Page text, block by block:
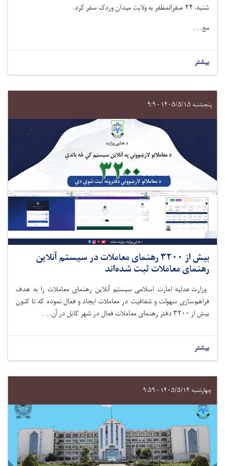
شنبه، ۲۴ صفرالمظفر به ولایت میدان وردک سفر کرد.
مع. . .
بیشتر
پنجشنبه ۱۴۰۵/۵/۱۵ - ۹:۹
بیش از ۳۲۰۰ رهنمای معاملات در سیستم آنلاین
رهنمای معاملات ثبت شده‌اند
وزارت عدلیه امارت اسلامی سیستم آنلاین رهنمای معاملات را به هدف
فراهم‌سازی سهولت و شفافیت در معاملات ایجاد و فعال نموده که تا کنون
بیش از ۳۲۰۰دفتر رهنمای معاملات فعال در شهر کابل در آن. . .
بیشتر
چهارشنبه ۱۴۰۵/۵/۱۴ - ۹:۵۹